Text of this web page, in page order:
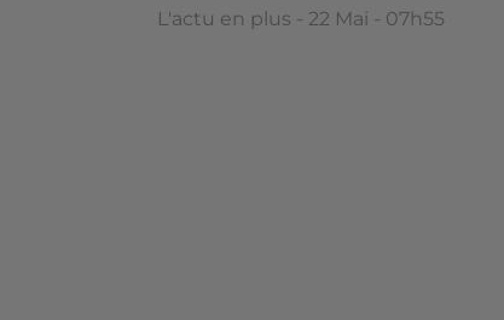
L'actu en plus - 22 Mai - 07h55